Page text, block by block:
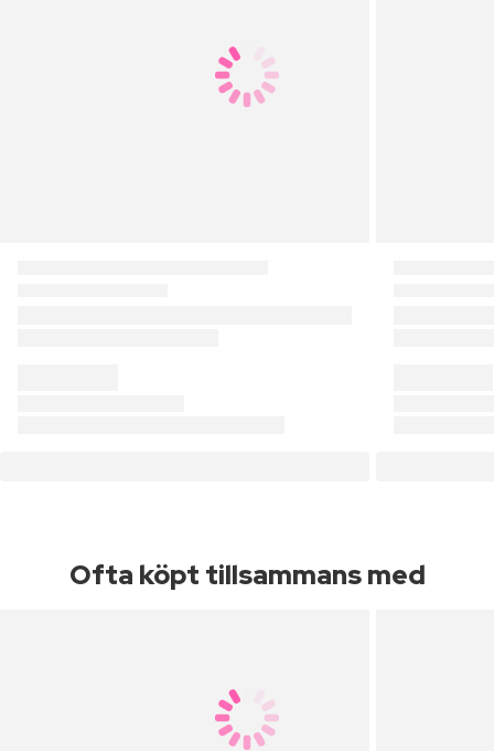
Ofta köpt tillsammans med